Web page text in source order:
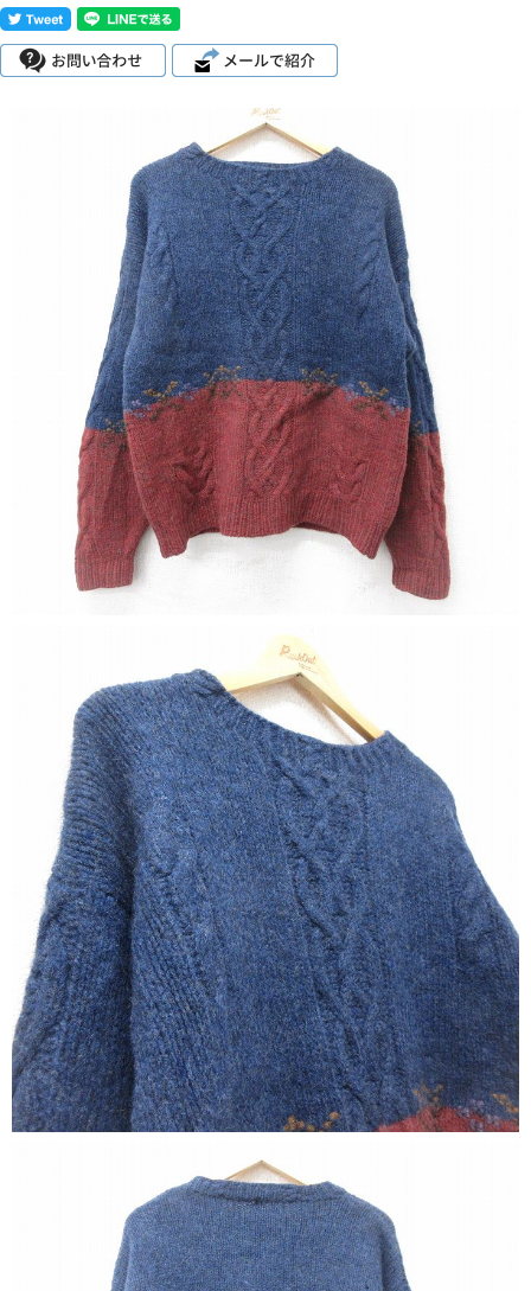
雑貨/小物
こだわりから探す
Search by Sizeサイズから探す（メンズ）
ジャケット XS S M L
スウェット XS S M L XL
長袖シャツ XS S M L XL
半袖シャツ XS S M L XL
Tシャツ XS S M L XL
パンツ
W30以下 W31,W32 W33,W34
Search by Maniacマニアックから探す
バンド
Tシャツ
アニメ
Tシャツ
映画
Tシャツ
USA製
ボロ ミリタリー
すべてのマニアックを見る
Search by Period年代から探す
90年代 80年代 70年代
すべての年代を見る